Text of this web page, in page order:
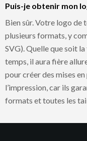
Puis-je obtenir mon
Bien sûr. Votre logo de
plusieurs formats, y
SVG). Quelle que soit
temps, il aura fière
pour créer des mises
l’impression, car ils
formats et toutes les